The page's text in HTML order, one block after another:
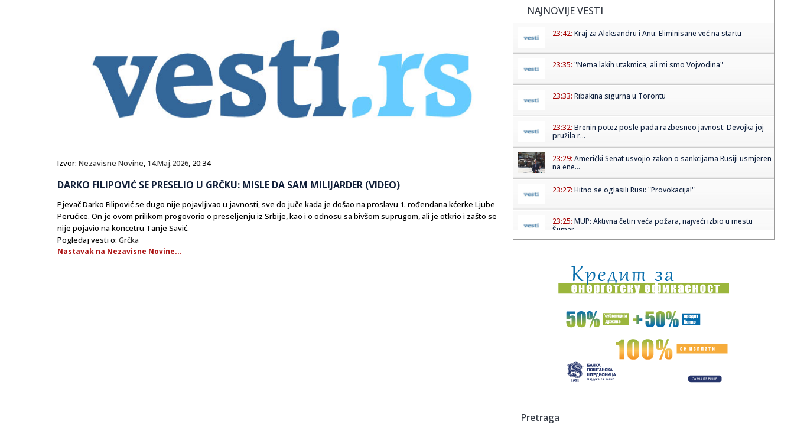
Izvor: Nezavisne Novine, 14.Maj.2026, 20:34
DARKO FILIPOVIĆ SE PRESELIO U GRČKU: MISLE DA SAM MILIJARDER (VIDEO)
Pjevač Darko Filipović se dugo nije pojavljivao u javnosti, sve do juče kada je došao na proslavu 1. rođendana kćerke Ljube
Perućice. On je ovom prilikom progovorio o preseljenju iz Srbije, kao i o odnosu sa bivšom suprugom, ali je otkrio i zašto se
nije pojavio na koncetru Tanje Savić.
Pogledaj vesti o: Grčka
Nastavak na Nezavisne Novine...
NAJNOVIJE VESTI
23:42: Kraj za Aleksandru i Anu: Eliminisane već na startu
23:35: "Nema lakih utakmica, ali mi smo Vojvodina"
23:33: Ribakina sigurna u Torontu
23:32: Brenin potez posle pada razbesneo javnost: Devojka joj
pružila r...
23:29: Američki Senat usvojio zakon o sankcijama Rusiji usmjeren
na ene...
23:27: Hitno se oglasili Rusi: "Provokacija!"
23:25: MUP: Aktivna četiri veća požara, najveći izbio u mestu
Šumar...
23:22:KAKVA PORUKA PRED NASTAVAK SEZONE: Srbija nadigrala
Rusiju posle ...
23:21:Nestao nakit vrijedan 10.000 evra: Snimak otkrio krajnje
neobičn...
Krvoproliće u Gracu: Turčin izbo muškarca iz BiH i još
23:21:Španija od subote uvodi kontrole za putnike iz Italije: Evo
Minhenu
Pretraga